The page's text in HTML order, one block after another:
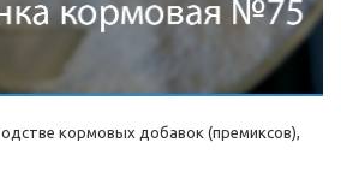
кормовых добавок (премиксов),